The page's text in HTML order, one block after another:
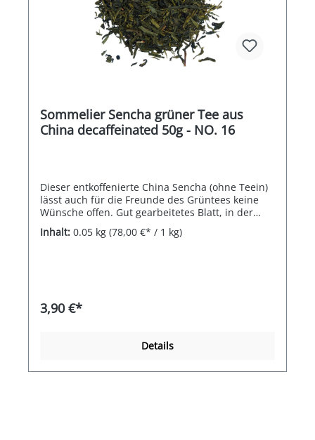
Sommelier Sencha grüner Tee aus
China decaffeinated 50g - NO. 16
Dieser entkoffenierte China Sencha (ohne Teein)
lässt auch für die Freunde des Grüntees keine
Wünsche offen. Gut gearbeitetes Blatt, in der
Tasse zitronengelb, mit einem fruchtigen, leicht
herben Charakter, der Duft mild und rund. Ideal
Inhalt: 0.05 kg (78,00 €* / 1 kg)
3,90 €*
Details